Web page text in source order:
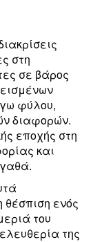
στη
σε βάρος
φύλου,
διαφορών.
εποχής στη
και
θέσπιση ενός
του
της